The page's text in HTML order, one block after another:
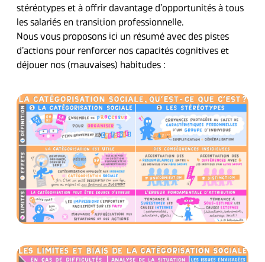
stéréotypes et à offrir davantage d’opportunités à tous
les salariés en transition professionnelle.
Nous vous proposons ici un résumé avec des pistes
d’actions pour renforcer nos capacités cognitives et
déjouer nos (mauvaises) habitudes :